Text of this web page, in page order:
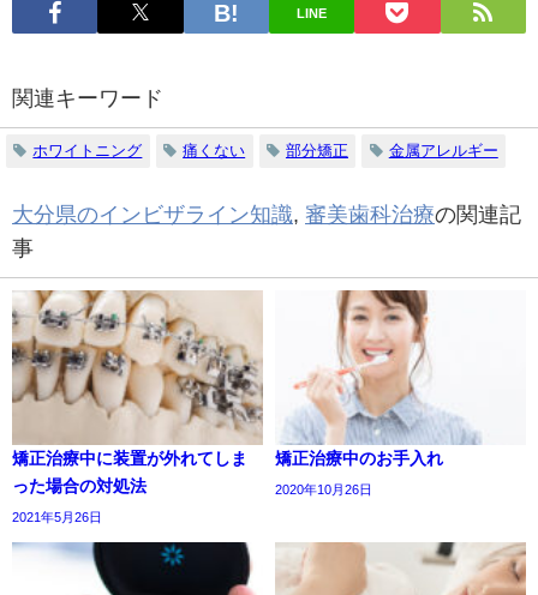
LINE
関連キーワード
ホワイトニング 痛くない 部分矯正 金属アレルギー
大分県のインビザライン知識, 審美歯科治療の関連記
事
矯正治療中に装置が外れてしま
った場合の対処法
2021年5月26日
矯正治療中のお手入れ
2020年10月26日